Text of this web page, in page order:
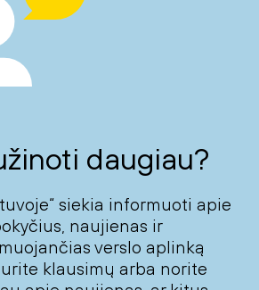
daugiau?
siekia informuoti apie
naujienas ir
verslo aplinką
klausimų arba norite